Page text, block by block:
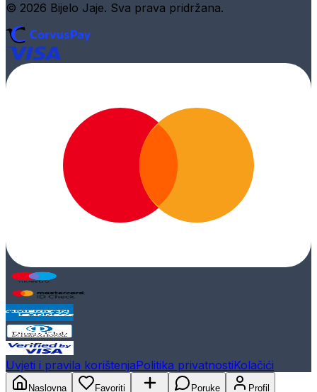
© 2026 Bijelo Jaje. Sva prava pridržana.
Uvjeti i pravila korištenjaPolitika privatnostiKolačići
Naslovna Favoriti Poruke Profil